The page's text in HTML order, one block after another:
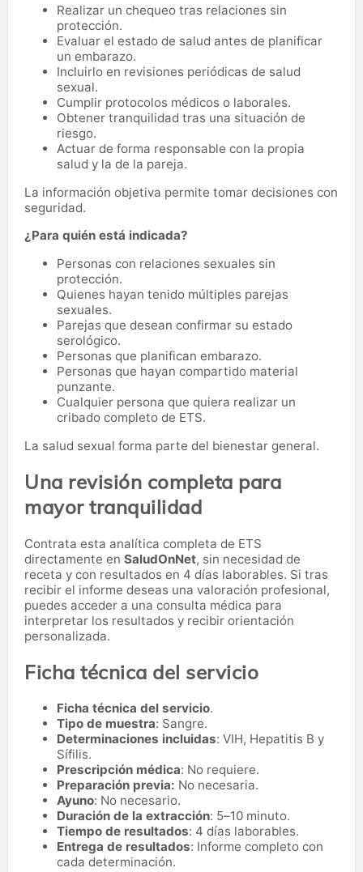
Realizar un chequeo tras relaciones sin
protección.
Evaluar el estado de salud antes de planificar
un embarazo.
Incluirlo en revisiones periódicas de salud
sexual.
Cumplir protocolos médicos o laborales.
Obtener tranquilidad tras una situación de
riesgo.
Actuar de forma responsable con la propia
salud y la de la pareja.
La información objetiva permite tomar decisiones con
seguridad.
¿Para quién está indicada?
Personas con relaciones sexuales sin
protección.
Quienes hayan tenido múltiples parejas
sexuales.
Parejas que desean confirmar su estado
serológico.
Personas que planifican embarazo.
Personas que hayan compartido material
punzante.
Cualquier persona que quiera realizar un
cribado completo de ETS.
La salud sexual forma parte del bienestar general.
Una revisión completa para
mayor tranquilidad
Contrata esta analítica completa de ETS
directamente en SaludOnNet, sin necesidad de
receta y con resultados en 4 días laborables. Si tras
recibir el informe deseas una valoración profesional,
puedes acceder a una consulta médica para
interpretar los resultados y recibir orientación
personalizada.
Ficha técnica del servicio
Ficha técnica del servicio.
Tipo de muestra: Sangre.
Determinaciones incluidas: VIH, Hepatitis B y
Sífilis.
Prescripción médica: No requiere.
Preparación previa: No necesaria.
Ayuno: No necesario.
Duración de la extracción: 5–10 minuto.
Tiempo de resultados: 4 días laborables.
Entrega de resultados: Informe completo con
cada determinación.